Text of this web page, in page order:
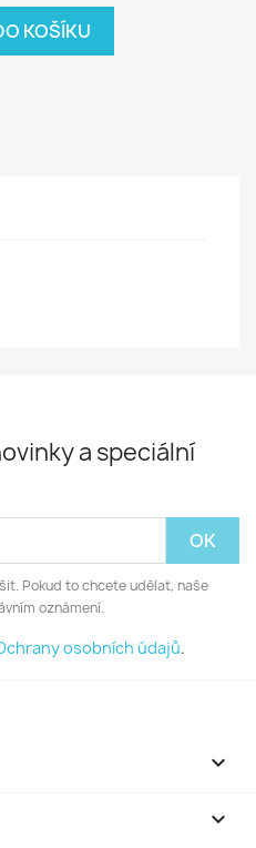
KOŠÍKU
a speciální
Pokud to chcete udělat, naše
oznámení.
osobních údajů.

